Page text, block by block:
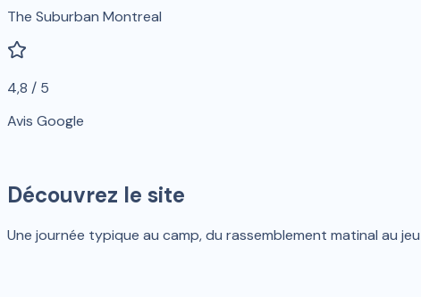
The Suburban Montreal
4,8 / 5
Avis Google
Découvrez le site
Une journée typique au camp, du rassemblement matinal au